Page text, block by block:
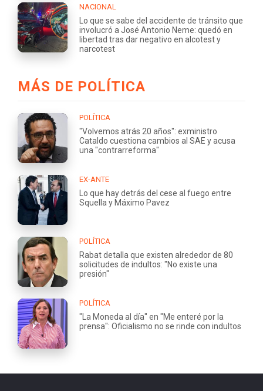
NACIONAL
Lo que se sabe del accidente de tránsito que
involucró a José Antonio Neme: quedó en
libertad tras dar negativo en alcotest y
narcotest
MÁS DE POLÍTICA
POLÍTICA
"Volvemos atrás 20 años": exministro
Cataldo cuestiona cambios al SAE y acusa
una "contrarreforma"
EX-ANTE
Lo que hay detrás del cese al fuego entre
Squella y Máximo Pavez
POLÍTICA
Rabat detalla que existen alrededor de 80
solicitudes de indultos: "No existe una
presión"
POLÍTICA
"La Moneda al día" en "Me enteré por la
prensa": Oficialismo no se rinde con indultos